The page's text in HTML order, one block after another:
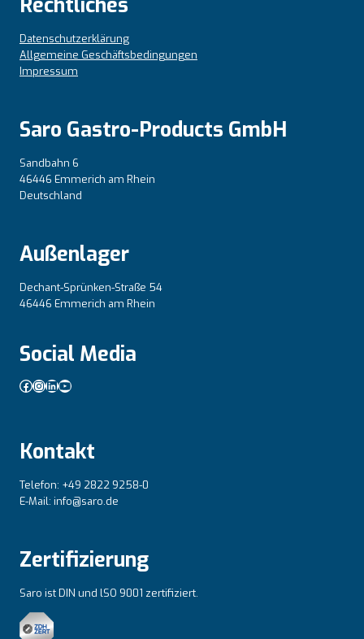
Rechtliches
Datenschutzerklärung
Allgemeine Geschäftsbedingungen
Impressum
Saro Gastro-Products GmbH
Sandbahn 6
46446 Emmerich am Rhein
Deutschland
Außenlager
Dechant-Sprünken-Straße 54
46446 Emmerich am Rhein
Social Media
Facebook
Instagram
LinkedIn
YouTube
Kontakt
Telefon: +49 2822 9258-0
E-Mail: info@saro.de
Zertifizierung
Saro ist DIN und lSO 9001 zertifiziert.